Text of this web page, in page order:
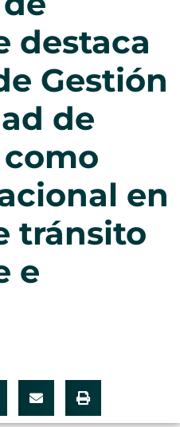
destaca
Gestión
de
en
tránsito
e